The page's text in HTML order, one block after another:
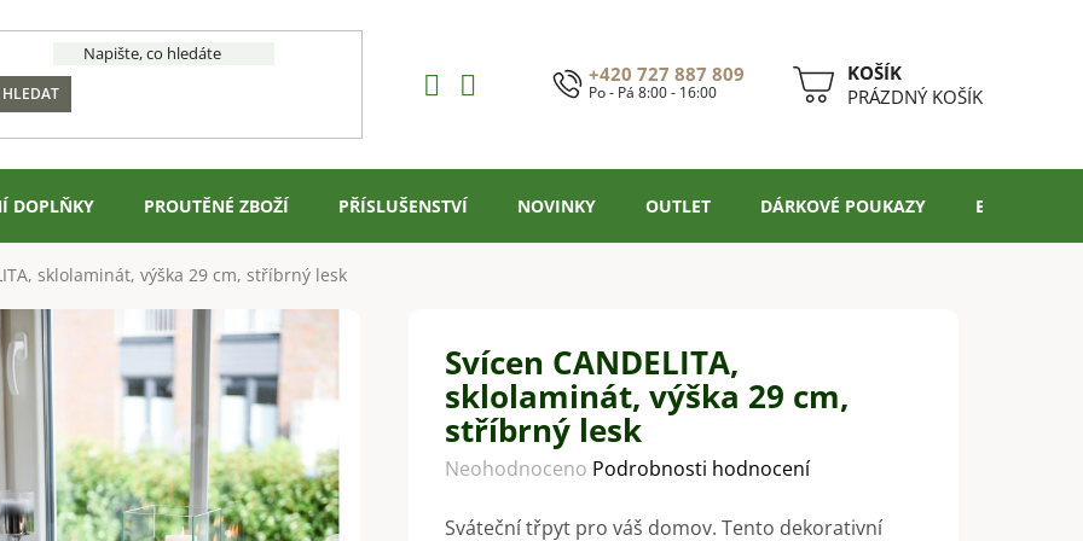
HLEDAT
+420 727 887 809
Po - Pá 8:00 - 16:00
NÁKUPNÍPRÁZDNÝ KOŠÍK
DOPLŇKY PROUTĚNÉ ZBOŽÍ PŘÍSLUŠENSTVÍ NOVINKY OUTLET DÁRKOVÉ POUKAZY BLOG
sklolaminát, výška 29 cm, stříbrný lesk
Svícen CANDELITA,
sklolaminát, výška 29 cm,
stříbrný lesk
Průměrné
produktu
Neohodnoceno Podrobnosti hodnocení
Sváteční třpyt pro váš domov. Tento dekorativní